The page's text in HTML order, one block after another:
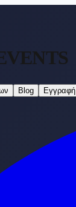
Blog Εγγραφή